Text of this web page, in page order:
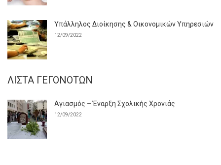
Υπάλληλος Διοίκησης & Οικονομικών Υπηρεσιών
12/09/2022
ΛΊΣΤΑ ΓΕΓΟΝΌΤΩΝ
Αγιασμός – Έναρξη Σχολικής Χρονιάς
12/09/2022